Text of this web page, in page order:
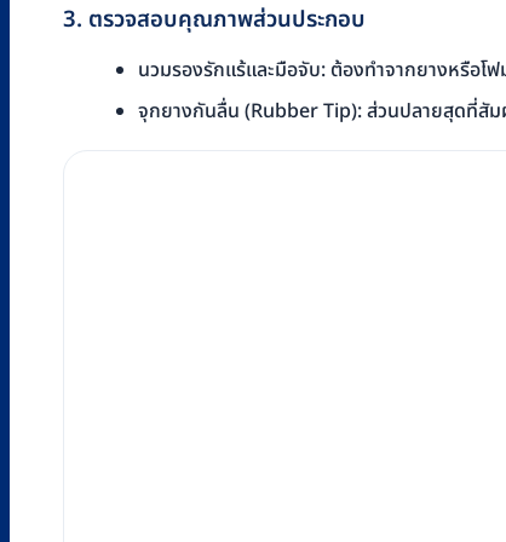
3. ตรวจสอบคุณภาพส่วนประกอบ
นวมรองรักแร้และมือจับ: ต้องทำจากยางหรือโ
จุกยางกันลื่น (Rubber Tip): ส่วนปลายสุดที่สั